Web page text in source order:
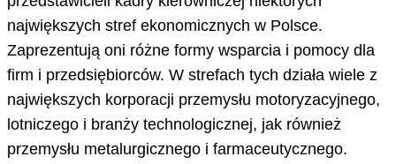
największych stref ekonomicznych w Polsce.
Zaprezentują oni różne formy wsparcia i pomocy dla
firm i przedsiębiorców. W strefach tych działa wiele z
największych korporacji przemysłu motoryzacyjnego,
lotniczego i branży technologicznej, jak również
przemysłu metalurgicznego i farmaceutycznego.